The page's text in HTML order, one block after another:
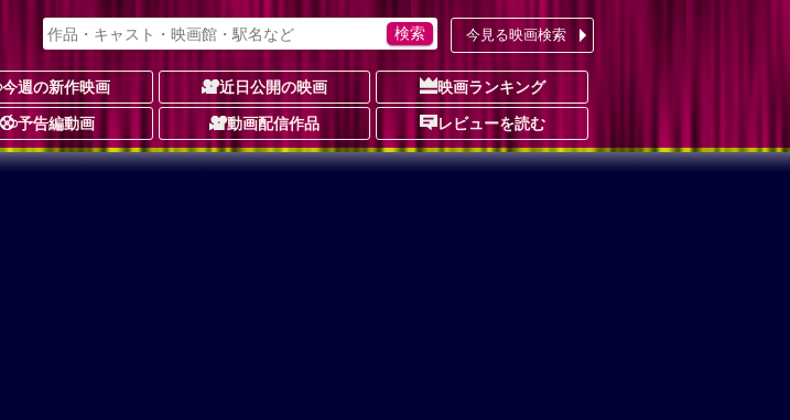
今見る映画検索
今週の新作映画 近日公開の映画 映画ランキング
予告編動画 動画配信作品 レビューを読む